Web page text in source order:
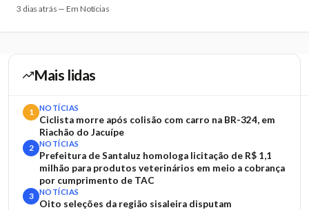
3 dias atrás — Em Notícias
Mais lidas
1 NOTÍCIAS
Ciclista morre após colisão com carro na BR-324, em
Riachão do Jacuípe
2 NOTÍCIAS
Prefeitura de Santaluz homologa licitação de R$ 1,1
milhão para produtos veterinários em meio a cobrança
por cumprimento de TAC
3 NOTÍCIAS
Oito seleções da região sisaleira disputam